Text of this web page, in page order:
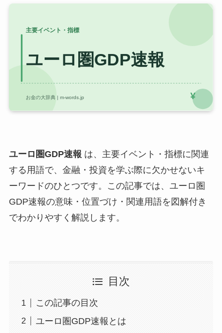
ユーロ圏GDP速報 は、主要イベント・指標に関連
する用語で、金融・投資を学ぶ際に欠かせないキ
ーワードのひとつです。この記事では、ユーロ圏
GDP速報の意味・位置づけ・関連用語を図解付き
でわかりやすく解説します。
目次
この記事の目次
ユーロ圏GDP速報とは